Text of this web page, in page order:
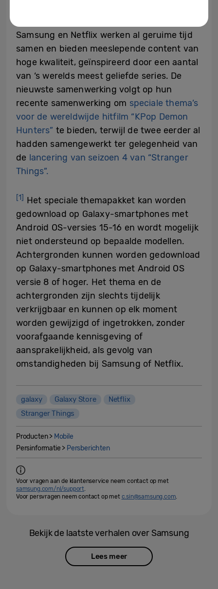
Samsung en Netflix werken al geruime tijd
samen en bieden meeslepende content van
hoge kwaliteit, geïnspireerd door een aantal
van ‘s werelds meest geliefde series. De
nieuwste samenwerking volgt op hun
recente samenwerking om speciale thema’s
voor de wereldwijde hitfilm “KPop Demon
Hunters” te bieden, terwijl de twee eerder al
hadden samengewerkt ter gelegenheid van
de lancering van seizoen 4 van “Stranger
Things”.
[1]
Het speciale themapakket kan worden
gedownload op Galaxy-smartphones met
Android OS-versies 15-16 en wordt mogelijk
niet ondersteund op bepaalde modellen.
Achtergronden kunnen worden gedownload
op Galaxy-smartphones met Android OS
versie 8 of hoger. Het thema en de
achtergronden zijn slechts tijdelijk
verkrijgbaar en kunnen op elk moment
worden gewijzigd of ingetrokken, zonder
voorafgaande kennisgeving of
aansprakelijkheid, als gevolg van
omstandigheden bij Samsung of Netflix.
galaxy Galaxy Store
Netflix
Stranger Things
Producten > Mobile
Persinformatie > Persberichten
Voor vragen aan de klantenservice neem contact op met
samsung.com/nl/support.
Voor persvragen neem contact op met c.sin@samsung.com.
Bekijk de laatste verhalen over Samsung
Lees meer